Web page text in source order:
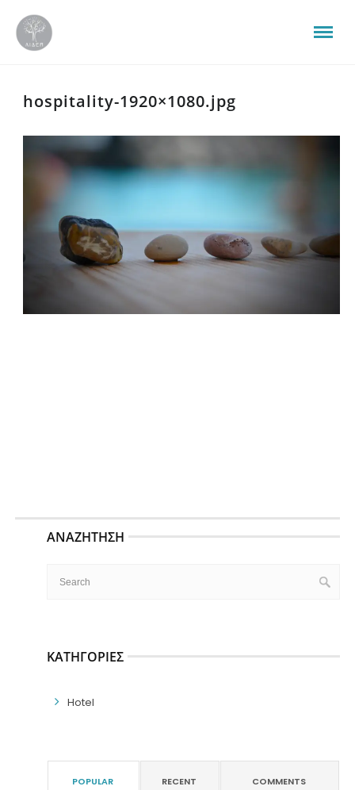
hospitality-1920×1080.jpg
ΑΝΑΖΉΤΗΣΗ
ΚΑΤΗΓΟΡΊΕΣ
Hotel
POPULAR RECENT COMMENTS